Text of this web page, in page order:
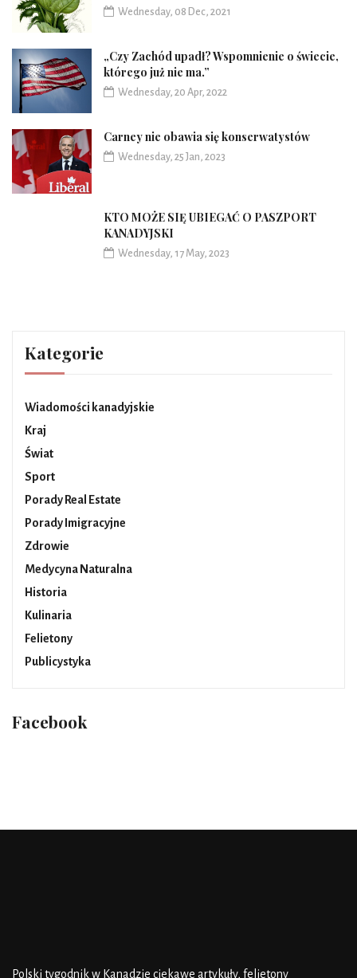
Wednesday, 08 Dec, 2021
„Czy Zachód upadł? Wspomnienie o świecie,
którego już nie ma.”
Wednesday, 20 Apr, 2022
Carney nie obawia się konserwatystów
Wednesday, 25 Jan, 2023
KTO MOŻE SIĘ UBIEGAĆ O PASZPORT
KANADYJSKI
Wednesday, 17 May, 2023
Kategorie
Wiadomości kanadyjskie
Kraj
Świat
Sport
Porady Real Estate
Porady Imigracyjne
Zdrowie
Medycyna Naturalna
Historia
Kulinaria
Felietony
Publicystyka
Facebook
Polski tygodnik w Kanadzie ciekawe artykuły, felietony